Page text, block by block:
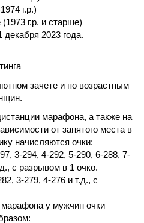
г.р.)
г.р. и старше)
декабря 2023 года.
зачете и по возрастным
марафона, а также на
от занятого места в
начисляются очки:
3-294, 4-292, 5-290, 6-288, 7-
с разрывом в 1 очко.
3-279, 4-276 и т.д., с
у мужчин очки